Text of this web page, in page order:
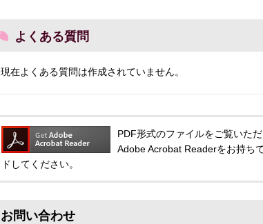
よくある質問
現在よくある質問は作成されていません。
PDF形式のファイルをご覧いた
Adobe Acrobat Readerをお持ち
ドしてください。
お問い合わせ